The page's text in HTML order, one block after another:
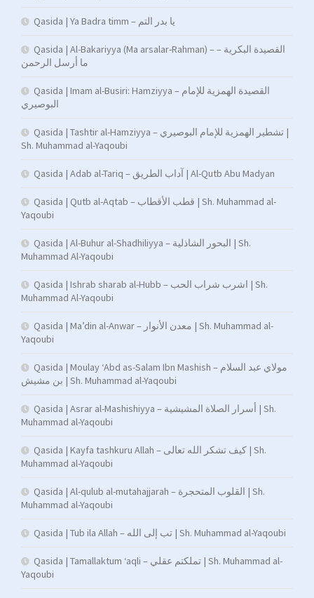
Qasida | Ya Badra timm – يا بدر التم
Qasida | Al-Bakariyya (Ma arsalar-Rahman) – القصيدة البكرية –
ما أرسل الرحمن
Qasida | Imam al-Busiri: Hamziyya – القصيدة الهمزية للإمام
البوصيري
Qasida | Tashtir al-Hamziyya – تشطير الهمزية للإمام البوصيري |
Sh. Muhammad al-Yaqoubi
Qasida | Adab al-Tariq – آداب الطريق | Al-Qutb Abu Madyan
Qasida | Qutb al-Aqtab – قطب الأقطاب | Sh. Muhammad al-
Yaqoubi
Qasida | Al-Buhur al-Shadhiliyya – البحور الشاذلية | Sh.
Muhammad Al-Yaqoubi
Qasida | Ishrab sharab al-Hubb – اشرب شراب الحب | Sh.
Muhammad Al-Yaqoubi
Qasida | Ma’din al-Anwar – معدن الأنوار | Sh. Muhammad al-
Yaqoubi
Qasida | Moulay ‘Abd as-Salam Ibn Mashish – مولاي عبد السلام
بن مشيش | Sh. Muhammad al-Yaqoubi
Qasida | Asrar al-Mashishiyya – أسرار الصلاة المشيشية | Sh.
Muhammad al-Yaqoubi
Qasida | Kayfa tashkuru Allah – كيف تشكر الله تعالى | Sh.
Muhammad al-Yaqoubi
Qasida | Al-qulub al-mutahajjarah – القلوب المتحجرة | Sh.
Muhammad al-Yaqoubi
Qasida | Tub ila Allah – تب إلى الله | Sh. Muhammad al-Yaqoubi
Qasida | Tamallaktum ‘aqli – تملكتم عقلي | Sh. Muhammad al-
Yaqoubi